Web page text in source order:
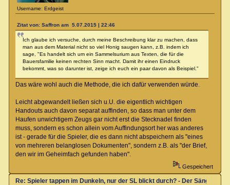
Username: Erdgeist
Zitat von: Saffron am 5.07.2015 | 22:46
Ich glaube ich versuche, durch meine Beschreibung klar zu machen, dass
man aus dem Material nicht so viel Honig saugen kann, z.B. indem ich
sage, "Es handelt sich um ein Sammelsurium aus Texten, die für die
Bauersfamilie keinen rechten Sinn macht. Damit ihr einen Eindruck
bekommt, was so darunter ist, zeige ich euch ein paar davon als Beispiel."
Das wäre wohl auch die Methode, die ich dafür verwenden würde.
Leicht abgewandelt ließen sich u.U. die eigentlich wichtigen
Handouts auch davon separat auffinden, so dass man unter dem
Haufen unwichtigem Zeugs gar nicht erst die Stecknadel finden
muss, sondern es schon allein vom Auffindungsort her was anderes
ist - gerade für die Spieler, die es dann nicht abspeichern als "eines
von mehreren belanglosen Dokumenten", sondern z.B. als "der Brief,
den wir im Geheimfach gefunden haben".
Gespeichert
Re: Spieler tappen im Dunkeln, nur der SL blickt durch? - Der Sänger von